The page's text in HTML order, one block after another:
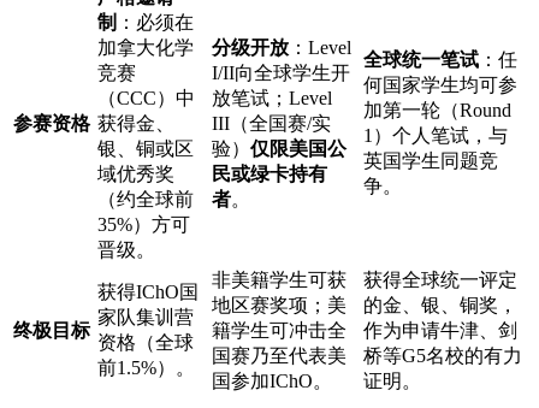
参赛资格
制 ：必须在
加拿大化学
竞赛
（CCC）中
获得金、
银、铜或区
域优秀奖
（约全球前
35%）方可
晋级。
分级开放 ：Level
I/II向全球学生开
放笔试；Level
III（全国赛/实
验） 仅限美国公
民或绿卡持有
者。
全球统一笔试 ：任
何国家学生均可参
加第一轮（Round
1）个人笔试，与
英国学生同题竞
争。
终极目标
获得IChO国
家队集训营
资格（全球
前1.5%）。
非美籍学生可获
地区赛奖项；美
籍学生可冲击全
国赛乃至代表美
国参加IChO。
获得全球统一评定
的金、银、铜奖，
作为申请牛津、剑
桥等G5名校的有力
证明。